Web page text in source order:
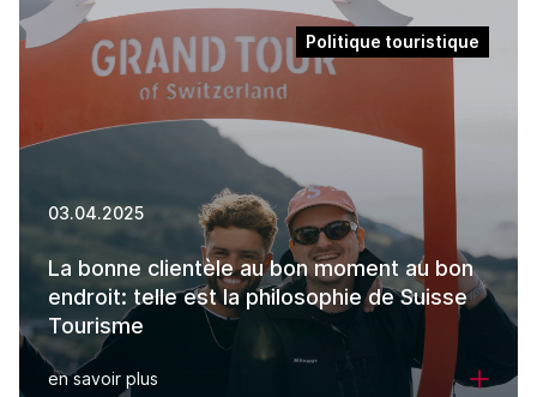
Politique touristique
03.04.2025
La bonne clientèle au bon moment au bon
endroit: telle est la philosophie de Suisse
Tourisme
en savoir plus